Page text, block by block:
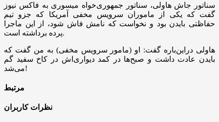
سناتور جاش هاولی، سناتور جمهوری‌خواه میسوری به فاکس نیوز
گفت که یکی از ماموران سرویس مخفی آمریکا که جزو تیم
حفاظتی بایدن بود و نخواست که نامش فاش شود، از این ماجرا
پرده برداشته است.
هاولی دراین‌باره گفت: او (مامور سرویس مخفی) به من گفت که
بایدن عادت داشت و صبح‌ها در کمد دیواری‌اش در کاخ سفید گم
می‌شد!
مرتبط
نظرات کاربران